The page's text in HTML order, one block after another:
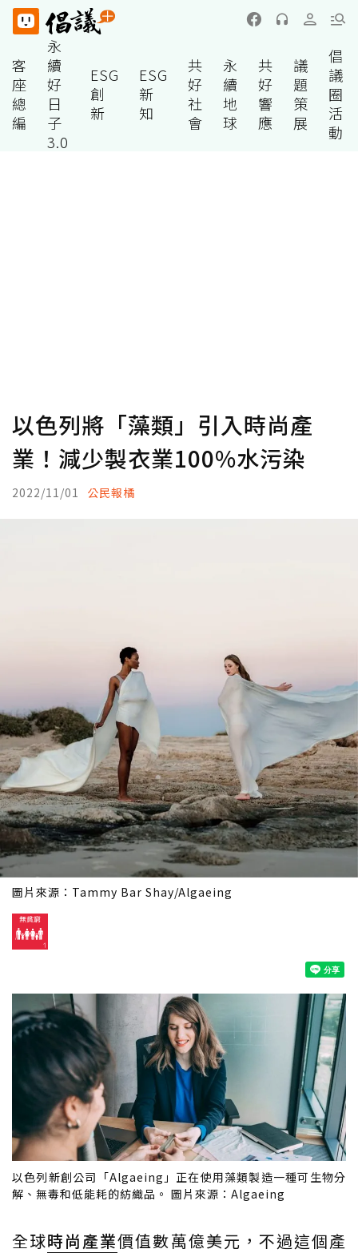
客
座
總
編
永
續
好
日
子
3.0
ESG
創
新
ESG
新
知
共
好
社
會
永
續
地
球
共
好
響
應
議
題
策
展
倡
議
圈
活
動
以色列將「藻類」引入時尚產
業！減少製衣業100%水污染
2022/11/01 公民報橘
圖片來源：Tammy Bar Shay/Algaeing
以色列新創公司「Algaeing」正在使用藻類製造一種可生物分
解、無毒和低能耗的紡織品。 圖片來源：Algaeing
全球時尚產業價值數萬億美元，不過這個產